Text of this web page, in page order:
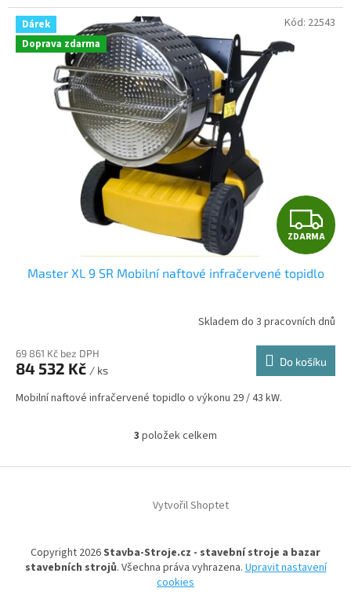
Dárek
Doprava zdarma
Z
D
A
R
M
A
ZDARMA
Master XL 9 SR Mobilní naftové infračervené topidlo
Skladem do 3 pracovních dnů
69 861 Kč bez DPH
84 532 Kč / ks
Do košíku
Mobilní naftové infračervené topidlo o výkonu 29 / 43 kW.
Kód: 22543
O
l
d
í
p
r
v
3 položek celkem
Vytvořil Shoptet
Copyright 2026Stavba-Stroje.cz - stavební stroje a bazar
stavebních strojů. Všechna práva vyhrazena. Upravit nastavení
cookies